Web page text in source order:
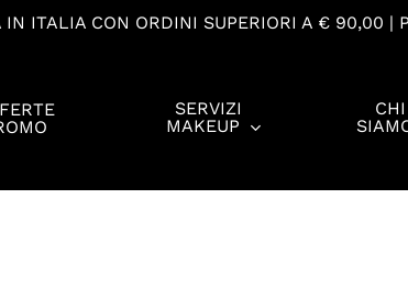
IN ITALIA CON ORDINI SUPERIORI A € 90,00 |
SERVIZI
MAKEUP
CHI